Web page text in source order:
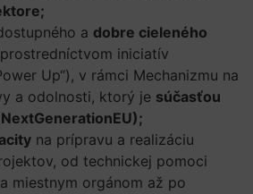
a dobre cieleného
iniciatív
Up“), v rámci Mechanizmu na
a odolnosti, ktorý je súčasťou
na prípravu a realizáciu
od technickej pomoci
miestnym orgánom až po